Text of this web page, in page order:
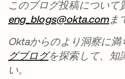
このブログ投稿について
eng_blogs@okta.com新
ま
Oktaからのより洞察に満
グブログ新しいタブで開
を探索して、知
い。